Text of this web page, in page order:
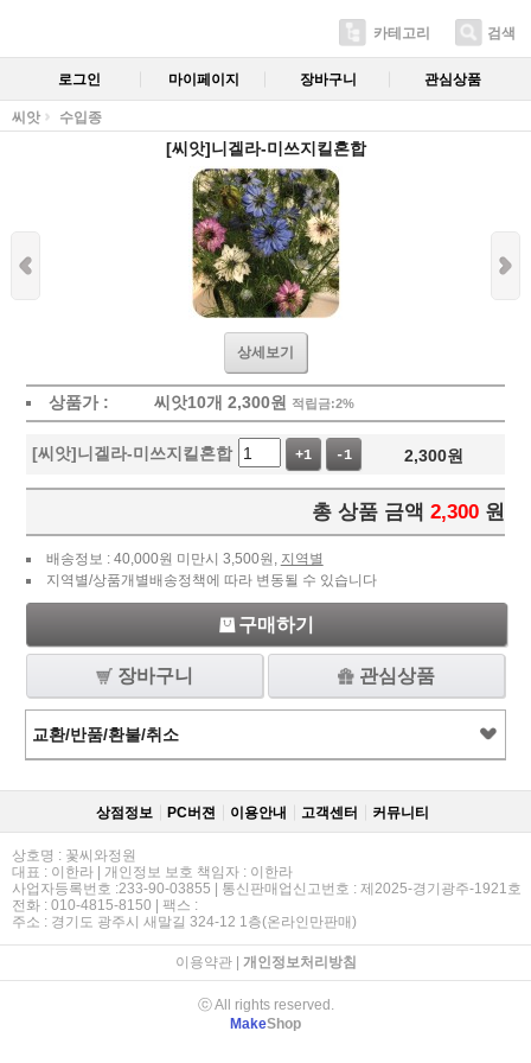
카테고리 검색
로그인 마이페이지 장바구니 관심상품
씨앗 수입종
[씨앗]니겔라-미쓰지킬혼합
상세보기
상품가 : 씨앗10개 2,300원 적립금:2%
[씨앗]니겔라-미쓰지킬혼합 +1 -1 2,300원
총 상품 금액 2,300 원
배송정보 : 40,000원 미만시 3,500원, 지역별
지역별/상품개별배송정책에 따라 변동될 수 있습니다
구매하기
장바구니 관심상품
교환/반품/환불/취소
상점정보 PC버젼 이용안내 고객센터 커뮤니티
상호명 : 꽃씨와정원
대표 : 이한라 | 개인정보 보호 책임자 : 이한라
사업자등록번호 :233-90-03855 | 통신판매업신고번호 : 제2025-경기광주-1921호
전화 : 010-4815-8150 | 팩스 :
주소 : 경기도 광주시 새말길 324-12 1층(온라인만판매)
이용약관| 개인정보처리방침
ⓒ All rights reserved.
MakeShop